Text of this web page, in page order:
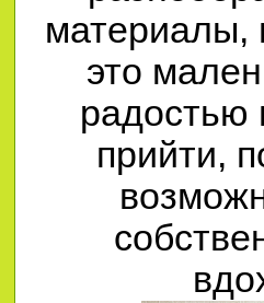
материалы,
это
радостью
прийти,